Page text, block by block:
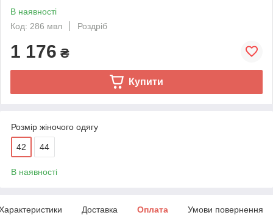
В наявності
Код: 286 мвл
Роздріб
1 176 ₴
Купити
Розмір жіночого одягу
42 44
В наявності
Доставка Оплата Умови повернення